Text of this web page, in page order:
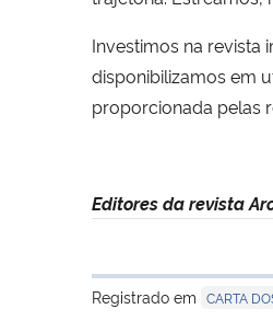
Investimos na revista
disponibilizamos em
proporcionada pelas
Editores da revista
Registrado em CARTA